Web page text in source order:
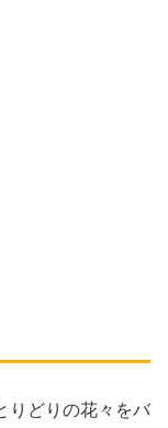
りどりの花々をバ